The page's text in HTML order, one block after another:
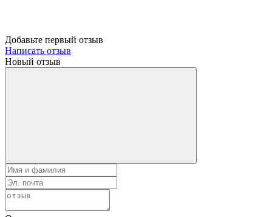
Добавьте первый отзыв
Написать отзыв
Новый отзыв